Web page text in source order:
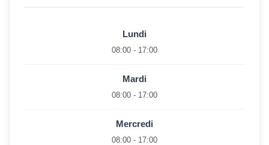
Lundi
08:00 - 17:00
Mardi
08:00 - 17:00
Mercredi
08:00 - 17:00